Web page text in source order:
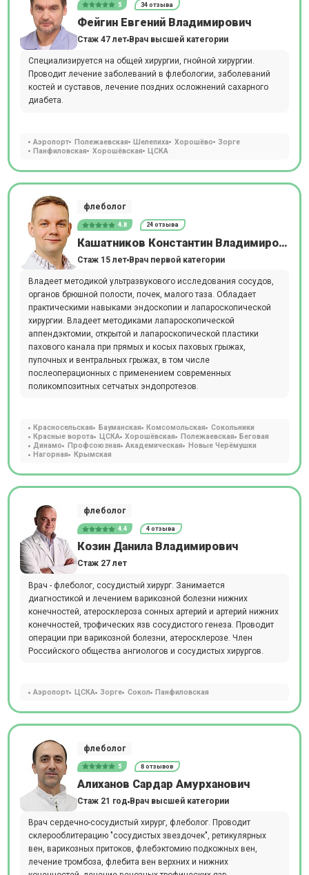
5 34 отзыва
Фейгин Евгений Владимирович
Стаж 47 лет Врач высшей категории
Специализируется на общей хирургии, гнойной хирургии.
Проводит лечение заболеваний в флебологии, заболеваний
костей и суставов, лечение поздних осложнений сахарного
диабета.
Аэропорт Полежаевская Шелепиха Хорошёво
Зорге
Панфиловская
Хорошёвская ЦСКА
флеболог
4.8 24 отзыва
Кашатников Константин Владимирович
Стаж 15 лет Врач первой категории
Владеет методикой ультразвукового исследования сосудов,
органов брюшной полости, почек, малого таза. Обладает
практическими навыками эндоскопии и лапароскопической
хирургии. Владеет методиками лапароскопической
аппендэктомии, открытой и лапароскопической пластики
пахового канала при прямых и косых паховых грыжах,
пупочных и вентральных грыжах, в том числе
послеоперационных с применением современных
поликомпозитных сетчатых эндопротезов.
Красносельская Бауманская Комсомольская
Сокольники
Красные ворота
ЦСКА Хорошёвская Полежаевская
Беговая
Динамо
Профсоюзная Академическая
Новые Черёмушки
Нагорная
Крымская
флеболог
4.4 4 отзыва
Козин Данила Владимирович
Стаж 27 лет
Врач - флеболог, сосудистый хирург. Занимается
диагностикой и лечением варикозной болезни нижних
конечностей, атеросклероза сонных артерий и артерий нижних
конечностей, трофических язв сосудистого генеза. Проводит
операции при варикозной болезни, атеросклерозе. Член
Российского общества ангиологов и сосудистых хирургов.
Аэропорт ЦСКА Зорге Сокол Панфиловская
флеболог
5 8 отзывов
Алиханов Сардар Амурханович
Стаж 21 год Врач высшей категории
Врач сердечно-сосудистый хирург, флеболог. Проводит
склерооблитерацию "сосудистых звездочек", ретикулярных
вен, варикозных притоков, флебэктомию подкожных вен,
лечение тромбоза, флебита вен верхних и нижних